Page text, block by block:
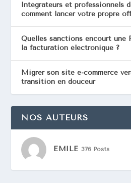
Intégrateurs et professionnels
comment lancer votre propre
Quelles sanctions encourt une
la facturation électronique ?
Migrer son site e-commerce
transition en douceur
NOS AUTEURS
EMILE 376 Posts